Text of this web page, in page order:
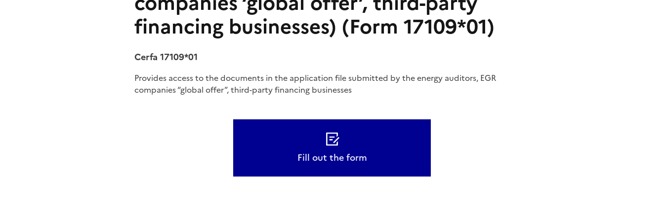
financing businesses) (Form 17109*01)
Cerfa 17109*01
Provides access to the documents in the application file submitted by the energy auditors, EGR
companies “global offer”, third-party financing businesses
Fill out the form